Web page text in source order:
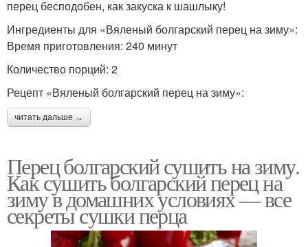
перец бесподобен, как закуска к шашлыку!
Ингредиенты для «Вяленый болгарский перец на зиму»:
Время приготовления: 240 минут
Количество порций: 2
Рецепт «Вяленый болгарский перец на зиму»:
читать дальше →
Перец болгарский сушить на зиму.
Как сушить болгарский перец на
зиму в домашних условиях — все
секреты сушки перца